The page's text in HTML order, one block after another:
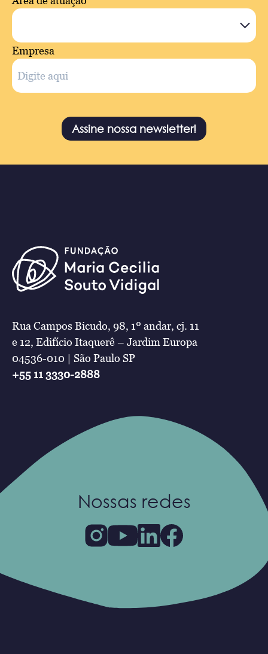
Empresa
Assine nossa newsletter!
Rua Campos Bicudo, 98, 1º andar, cj. 11
e 12, Edifício Itaquerê – Jardim Europa
04536-010 | São Paulo SP
+55 11 3330-2888
Nossas redes